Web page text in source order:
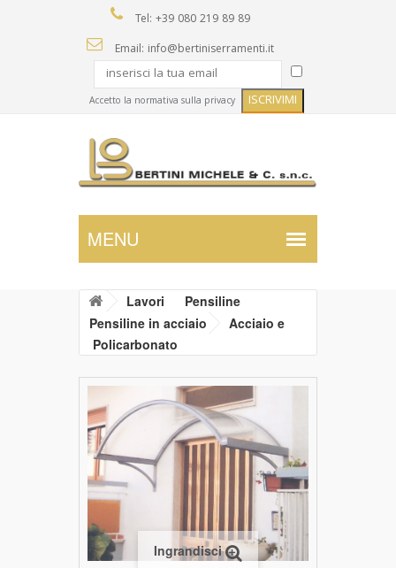
Tel: +39 080 219 89 89
Email: info@bertiniserramenti.it
Accetto la normativa sulla privacy
Lavori
Pensiline
Pensiline in acciaio
Acciaio e
Policarbonato
Ingrandisci